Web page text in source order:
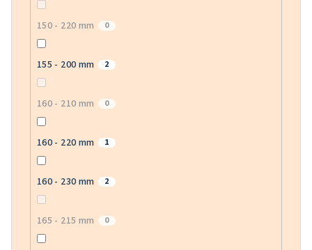
150 - 220 mm 0
155 - 200 mm 2
160 - 210 mm 0
160 - 220 mm 1
160 - 230 mm 2
165 - 215 mm 0